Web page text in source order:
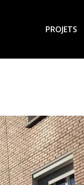
PROJETS